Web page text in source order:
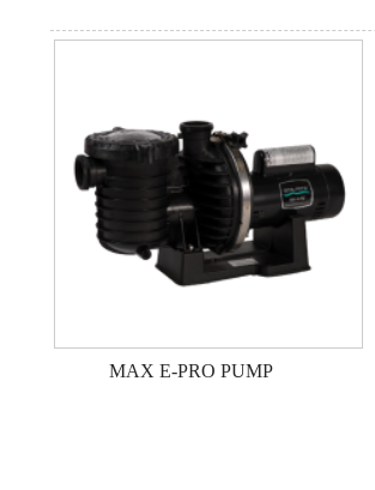
MAX E-PRO PUMP